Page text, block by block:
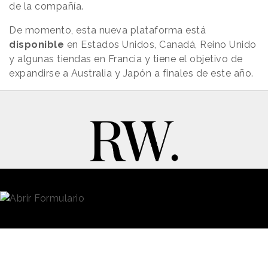
de la compañía.
De momento, esta nueva plataforma está
disponible en Estados Unidos, Canadá, Reino Unido
y algunas tiendas en Francia y tiene el objetivo de
expandirse a Australia y Japón a finales de este año.
Contacto